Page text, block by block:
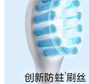
创新防蛀1刷丝